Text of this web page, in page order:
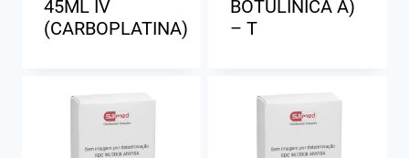
45ML IV
(CARBOPLATINA)
BOTULINICA A)
– T